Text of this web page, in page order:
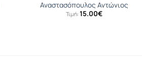
Αναστασόπουλος Αντώνιος
Τιμή: 15.00€